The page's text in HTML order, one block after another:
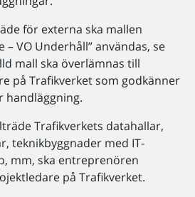
för externa ska mallen
VO Underhåll” användas, se
mall ska överlämnas till
på Trafikverket som godkänner
handläggning.
Trafikverkets datahallar,
teknikbyggnader med IT-
mm, ska entreprenören
på Trafikverket.